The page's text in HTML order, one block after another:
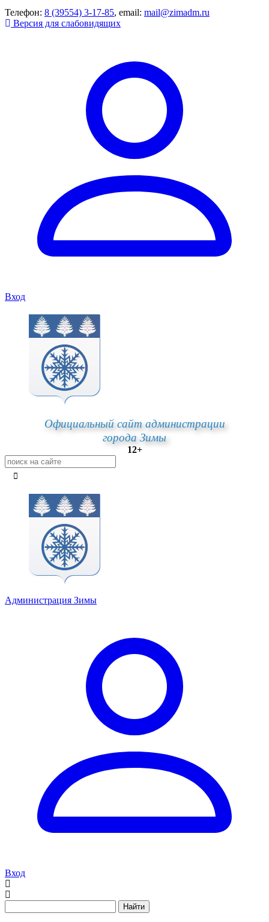
Телефон: 8 (39554) 3-17-85, email: mail@zimadm.ru
Версия для слабовидящих
Вход
Официальный сайт администрации
города Зимы
12+
Администрация Зимы
Вход
Найти